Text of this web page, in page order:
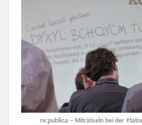
re:publica – Miträtseln bei der